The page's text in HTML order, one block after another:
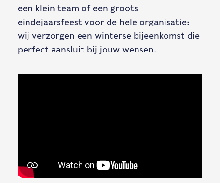
een klein team of een groots
eindejaarsfeest voor de hele organisatie:
wij verzorgen een winterse bijeenkomst die
perfect aansluit bij jouw wensen.